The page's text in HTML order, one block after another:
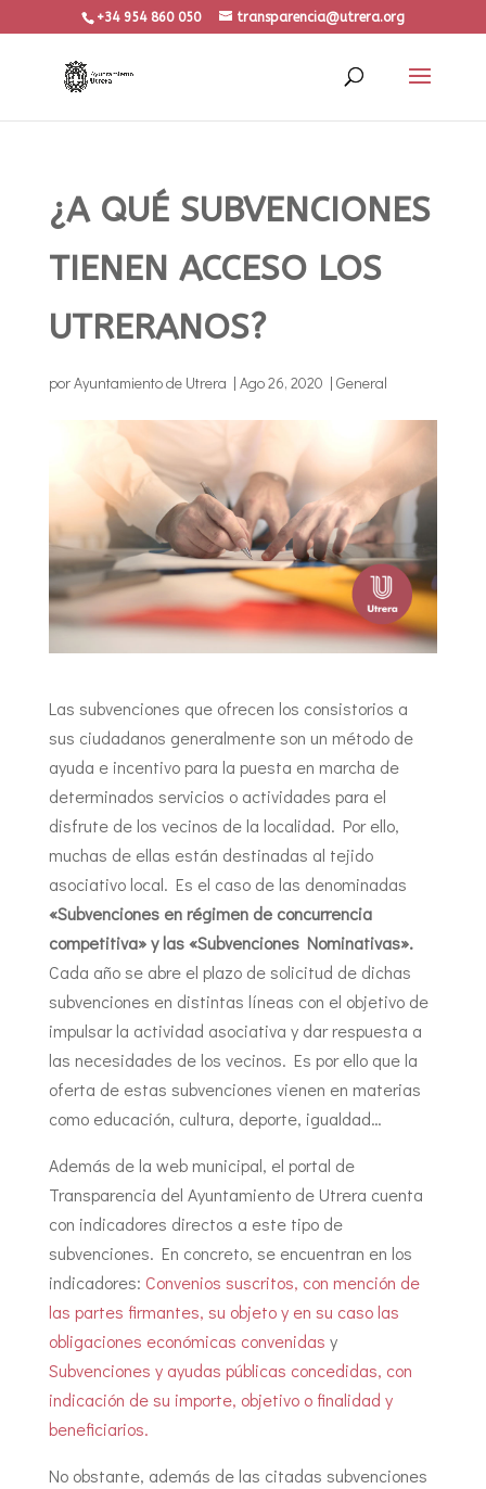
+34 954 860 050 transparencia@utrera.org
¿A QUÉ SUBVENCIONES
TIENEN ACCESO LOS
UTRERANOS?
porAyuntamiento de Utrera | Ago 26, 2020 | General
Las subvenciones que ofrecen los consistorios a
sus ciudadanos generalmente son un método de
ayuda e incentivo para la puesta en marcha de
determinados servicios o actividades para el
disfrute de los vecinos de la localidad. Por ello,
muchas de ellas están destinadas al tejido
asociativo local. Es el caso de las denominadas
«Subvenciones en régimen de concurrencia
competitiva» y las «Subvenciones Nominativas».
Cada año se abre el plazo de solicitud de dichas
subvenciones en distintas líneas con el objetivo de
impulsar la actividad asociativa y dar respuesta a
las necesidades de los vecinos. Es por ello que la
oferta de estas subvenciones vienen en materias
como educación, cultura, deporte, igualdad…
Además de la web municipal, el portal de
Transparencia del Ayuntamiento de Utrera cuenta
con indicadores directos a este tipo de
subvenciones. En concreto, se encuentran en los
indicadores: Convenios suscritos, con mención de
las partes firmantes, su objeto y en su caso las
obligaciones económicas convenidas y
Subvenciones y ayudas públicas concedidas, con
indicación de su importe, objetivo o finalidad y
beneficiarios.
No obstante, además de las citadas subvenciones